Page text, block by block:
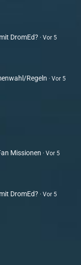
DromEd?
Vor 5
Regeln
Vor 5
Missionen
Vor 5
DromEd?
Vor 5